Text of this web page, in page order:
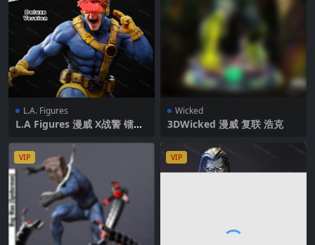
L.A. Figures
L.A Figures 漫威 X战警 镭射
Wicked
3DWicked 漫威 复联 浩克
VIP VIP